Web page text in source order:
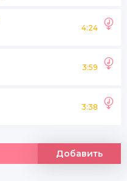
4:24
3:59
3:38
Добавить